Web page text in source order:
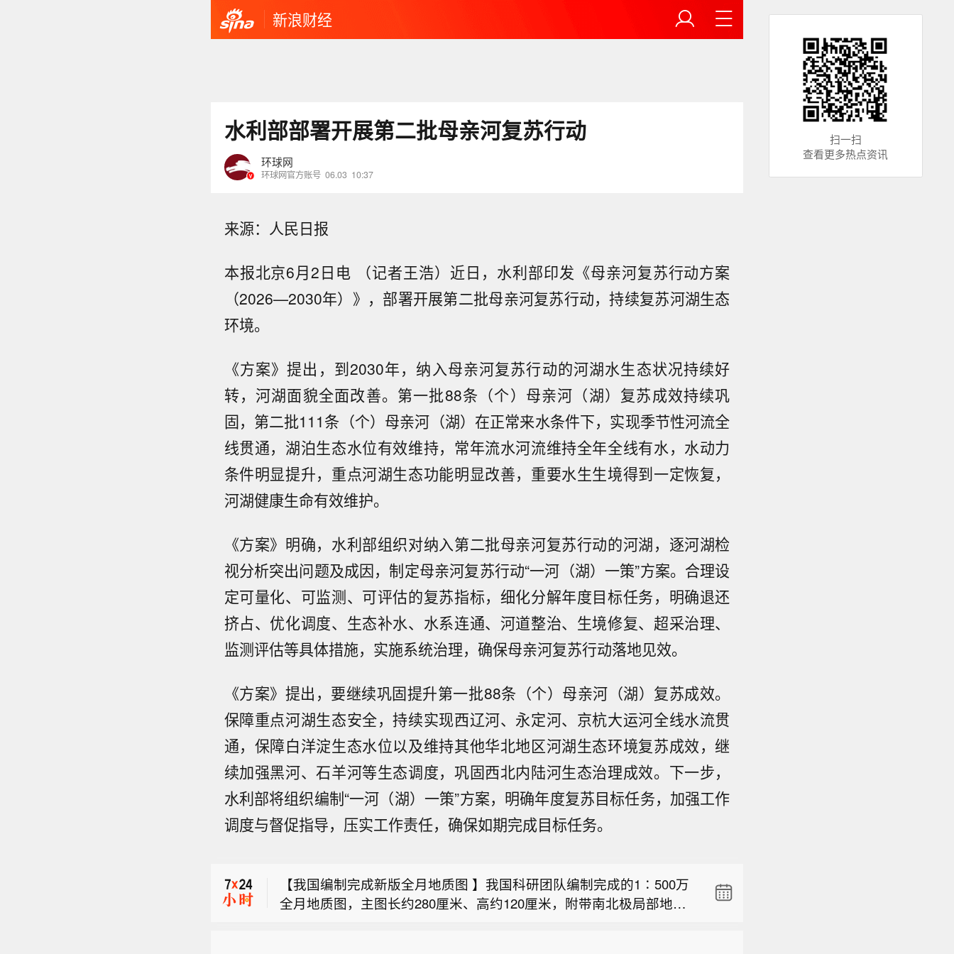
新浪财经
水利部部署开展第二批母亲河复苏行动
环球网
环球网官方账号 06.03 10:37
来源：人民日报
本报北京6月2日电 （记者王浩）近日，水利部印发《母亲河复苏行动方案
（2026—2030年）》，部署开展第二批母亲河复苏行动，持续复苏河湖生态
环境。
《方案》提出，到2030年，纳入母亲河复苏行动的河湖水生态状况持续好
转，河湖面貌全面改善。第一批88条（个）母亲河（湖）复苏成效持续巩
固，第二批111条（个）母亲河（湖）在正常来水条件下，实现季节性河流全
线贯通，湖泊生态水位有效维持，常年流水河流维持全年全线有水，水动力
条件明显提升，重点河湖生态功能明显改善，重要水生生境得到一定恢复，
河湖健康生命有效维护。
《方案》明确，水利部组织对纳入第二批母亲河复苏行动的河湖，逐河湖检
视分析突出问题及成因，制定母亲河复苏行动“一河（湖）一策”方案。合理设
定可量化、可监测、可评估的复苏指标，细化分解年度目标任务，明确退还
挤占、优化调度、生态补水、水系连通、河道整治、生境修复、超采治理、
监测评估等具体措施，实施系统治理，确保母亲河复苏行动落地见效。
《方案》提出，要继续巩固提升第一批88条（个）母亲河（湖）复苏成效。
保障重点河湖生态安全，持续实现西辽河、永定河、京杭大运河全线水流贯
通，保障白洋淀生态水位以及维持其他华北地区河湖生态环境复苏成效，继
续加强黑河、石羊河等生态调度，巩固西北内陆河生态治理成效。下一步，
水利部将组织编制“一河（湖）一策”方案，明确年度复苏目标任务，加强工作
调度与督促指导，压实工作责任，确保如期完成目标任务。
【我国编制完成新版全月地质图 】我国科研团队编制完成的1∶500万
全月地质图，主图长约280厘米、高约120厘米，附带南北极局部地质
扫一扫
查看更多热点资讯